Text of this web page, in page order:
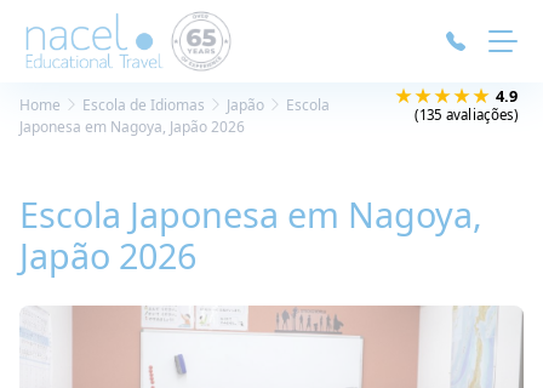
★★★★★ 4.9
(135 avaliações)
Home Escola de Idiomas Japão
Escola
Japonesa em Nagoya, Japão 2026
Escola Japonesa em Nagoya,
Japão 2026
Painel de Gerenciamento de Cookies